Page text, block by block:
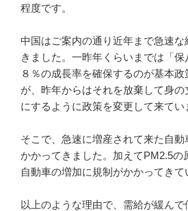
程度です。
中国はご案内の通り近年まで急速な
きました。一昨年くらいまでは「
８％の成長率を確保するのが基本
が、昨年からはそれを放棄して身
にするように政策を変更して来てい
そこで、急速に増産されて来た自
かかってきました。加えてPM2.5の
自動車の増加に規制がかかってきて
以上のような理由で、需給が緩んで